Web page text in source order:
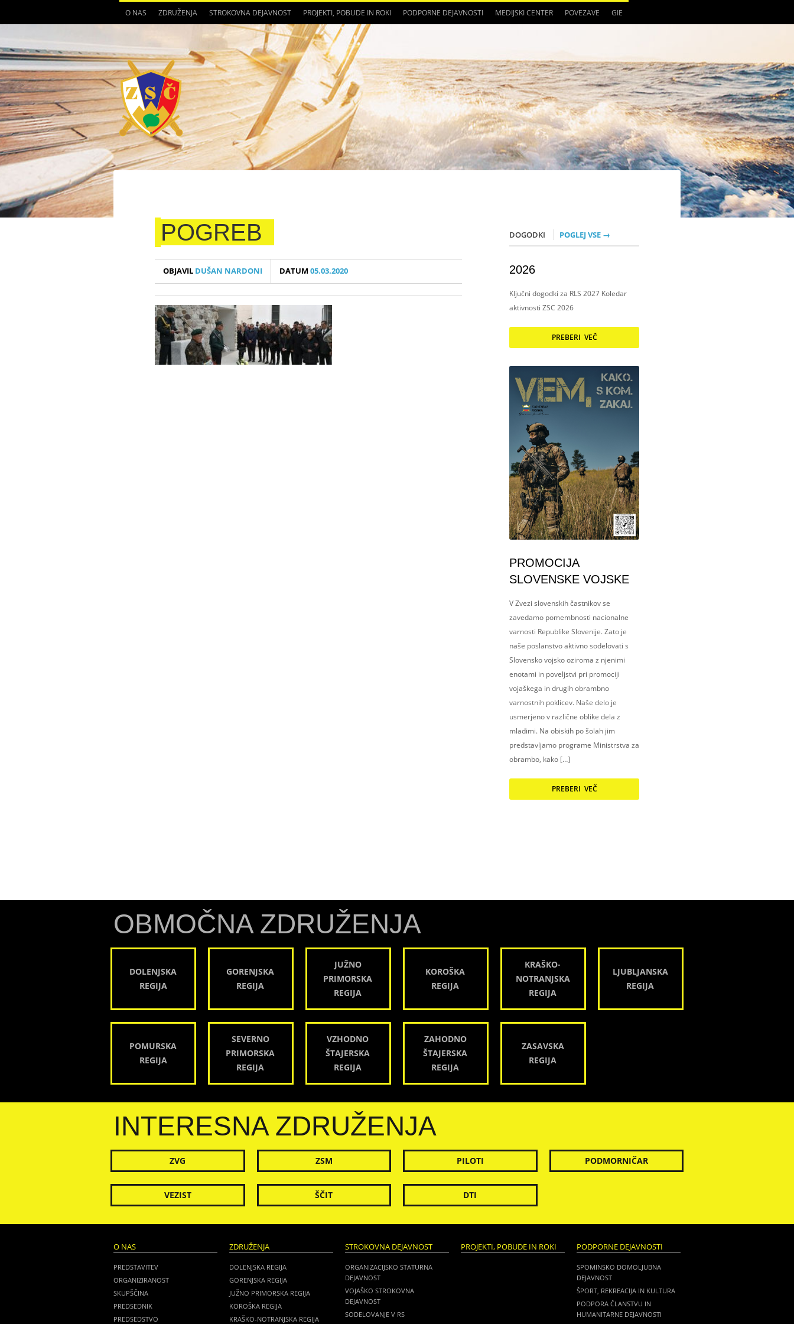
O NAS ZDRUŽENJA STROKOVNA DEJAVNOST PROJEKTI, POBUDE IN ROKI PODPORNE DEJAVNOSTI MEDIJSKI CENTER POVEZAVE GIE
POGREB
OBJAVIL DUŠAN NARDONI DATUM05.03.2020
DOGODKI POGLEJ VSE →
2026
Ključni dogodki za RLS 2027 Koledar
aktivnosti ZSC 2026
PREBERI VEČ
PROMOCIJA
SLOVENSKE VOJSKE
V Zvezi slovenskih častnikov se
zavedamo pomembnosti nacionalne
varnosti Republike Slovenije. Zato je
naše poslanstvo aktivno sodelovati s
Slovensko vojsko oziroma z njenimi
enotami in poveljstvi pri promociji
vojaškega in drugih obrambno
varnostnih poklicev. Naše delo je
usmerjeno v različne oblike dela z
mladimi. Na obiskih po šolah jim
predstavljamo programe Ministrstva za
obrambo, kako […]
PREBERI VEČ
OBMOČNA ZDRUŽENJA
DOLENJSKA
REGIJA
GORENJSKA
REGIJA
JUŽNO
PRIMORSKA
REGIJA
KOROŠKA
REGIJA
KRAŠKO-
NOTRANJSKA
REGIJA
LJUBLJANSKA
REGIJA
POMURSKA
REGIJA
SEVERNO
PRIMORSKA
REGIJA
VZHODNO
ŠTAJERSKA
REGIJA
ZAHODNO
ŠTAJERSKA
REGIJA
ZASAVSKA
REGIJA
INTERESNA ZDRUŽENJA
ZVG ZSM PILOTI PODMORNIČAR
VEZIST ŠČIT DTI
O NAS
PREDSTAVITEV
ORGANIZIRANOST
SKUPŠČINA
PREDSEDNIK
PREDSEDSTVO
ZDRUŽENJA
DOLENJSKA REGIJA
GORENJSKA REGIJA
JUŽNO PRIMORSKA REGIJA
KOROŠKA REGIJA
KRAŠKO-NOTRANJSKA REGIJA
STROKOVNA DEJAVNOST
ORGANIZACIJSKO STATURNA
DEJAVNOST
VOJAŠKO STROKOVNA
DEJAVNOST
SODELOVANJE V RS
PROJEKTI, POBUDE IN ROKI PODPORNE DEJAVNOSTI
SPOMINSKO DOMOLJUBNA
DEJAVNOST
ŠPORT, REKREACIJA IN KULTURA
PODPORA ČLANSTVU IN
HUMANITARNE DEJAVNOSTI